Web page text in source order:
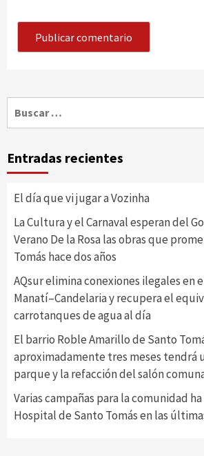
Entradas recientes
El día que vi jugar a Vozinha
La Cultura y el Carnaval esperan del
Verano De la Rosa las obras que
Tomás hace dos años
AQsur elimina conexiones ilegales en
Manatí–Candelaria y recupera el
carrotanques de agua al día
El barrio Roble Amarillo de Santo
aproximadamente tres meses tendrá
parque y la refacción del salón
Varias campañas para la comunidad
Hospital de Santo Tomás en las